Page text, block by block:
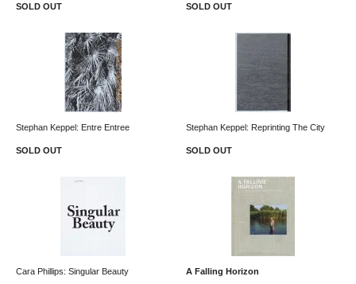
SOLD OUT SOLD OUT
Stephan Keppel: Entre Entree
SOLD OUT
Stephan Keppel: Reprinting The City
SOLD OUT
Cara Phillips: Singular Beauty
A Falling Horizon